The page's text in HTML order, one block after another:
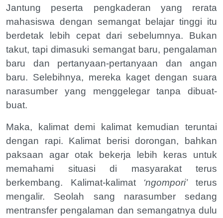
Jantung peserta pengkaderan yang rerata
mahasiswa dengan semangat belajar tinggi itu
berdetak lebih cepat dari sebelumnya. Bukan
takut, tapi dimasuki semangat baru, pengalaman
baru dan pertanyaan-pertanyaan dan angan
baru. Selebihnya, mereka kaget dengan suara
narasumber yang menggelegar tanpa dibuat-
buat.
Maka, kalimat demi kalimat kemudian teruntai
dengan rapi. Kalimat berisi dorongan, bahkan
paksaan agar otak bekerja lebih keras untuk
memahami situasi di masyarakat terus
berkembang. Kalimat-kalimat ‘ngompori’terus
mengalir. Seolah sang narasumber sedang
mentransfer pengalaman dan semangatnya dulu